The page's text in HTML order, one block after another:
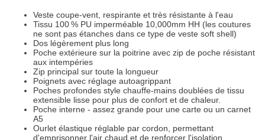
Veste coupe-vent, respirante et très résistante à l'eau
Tissu 100 % PU imperméable 10,000mm HH (les coutures
ne sont pas étanches dans ce type de veste soft shell)
Dos légèrement plus long
Poche extérieure sur la poitrine avec zip de poche résistant
aux intempéries
Zip principal sur toute la longueur
Poignets avec réglage autoagrippant
Poches profondes style chauffe-mains doublées de tissu
extensible lisse pour plus de confort et de chaleur.
Poche interne - assez grande pour une carte ou un carnet
A5
Ourlet élastique réglable par cordon, permettant
d'emprisonner l'air chaud et de renforcer l'isolation